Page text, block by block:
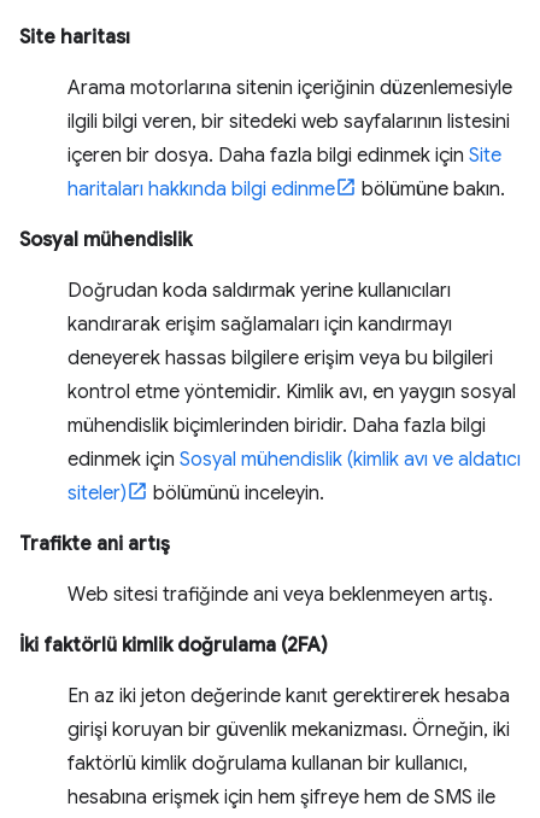
Site haritası
Arama motorlarına sitenin içeriğinin düzenlemesiyle
ilgili bilgi veren, bir sitedeki web sayfalarının listesini
içeren bir dosya. Daha fazla bilgi edinmek için Site
haritaları hakkında bilgi edinme
bölümüne bakın.
Sosyal mühendislik
Doğrudan koda saldırmak yerine kullanıcıları
kandırarak erişim sağlamaları için kandırmayı
deneyerek hassas bilgilere erişim veya bu bilgileri
kontrol etme yöntemidir. Kimlik avı, en yaygın sosyal
mühendislik biçimlerinden biridir. Daha fazla bilgi
edinmek için Sosyal mühendislik (kimlik avı ve aldatıcı
siteler)
bölümünü inceleyin.
Trafikte ani artış
Web sitesi trafiğinde ani veya beklenmeyen artış.
İki faktörlü kimlik doğrulama (2FA)
En az iki jeton değerinde kanıt gerektirerek hesaba
girişi koruyan bir güvenlik mekanizması. Örneğin, iki
faktörlü kimlik doğrulama kullanan bir kullanıcı,
hesabına erişmek için hem şifreye hem de SMS ile